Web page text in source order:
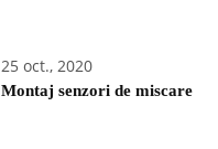
25 oct., 2020
Montaj senzori de miscare